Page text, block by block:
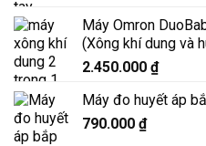
Máy Omron
(Xông khí dung và
2.450.000 ₫
Máy đo huyết áp
790.000 ₫